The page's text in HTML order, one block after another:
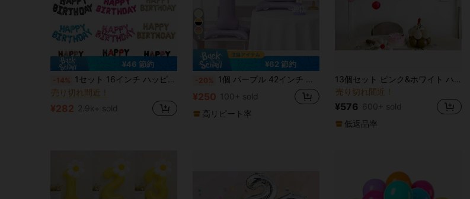
¥46 節約
-14% 1セット 16インチ ハッピーバースデー フォイルバルーンバナー、複数色展開、再利用可能なパーティーバルーン、誕生日パーティー・記念日の装飾に適しています
#6 ベストセラー に パーティー用品セット 装飾用バルーン
売り切れ間近！
#6 ベストセラー
売り切れ間近！
#6 ベストセラー
売り切れ間近！
#6 ベストセラー に パーティー用品セット 装飾用バルーン
¥282 2.9k+ sold
¥62 節約
-20% 1個 パープル 42インチ ペデスタル クラウン 数字0-9 記念日 誕生日 メモリアルデー ホリデー 結婚式 パーティー飾り
¥250 100+ sold
高リピート率
13個セット ピンク&ホワイト ハッピーバースデー バルーンバナー、プリントされたハッピーバースデーレターバルーン、誕生日パーティーの装飾に適しています
売り切れ間近！
¥576 600+ sold
低返品率